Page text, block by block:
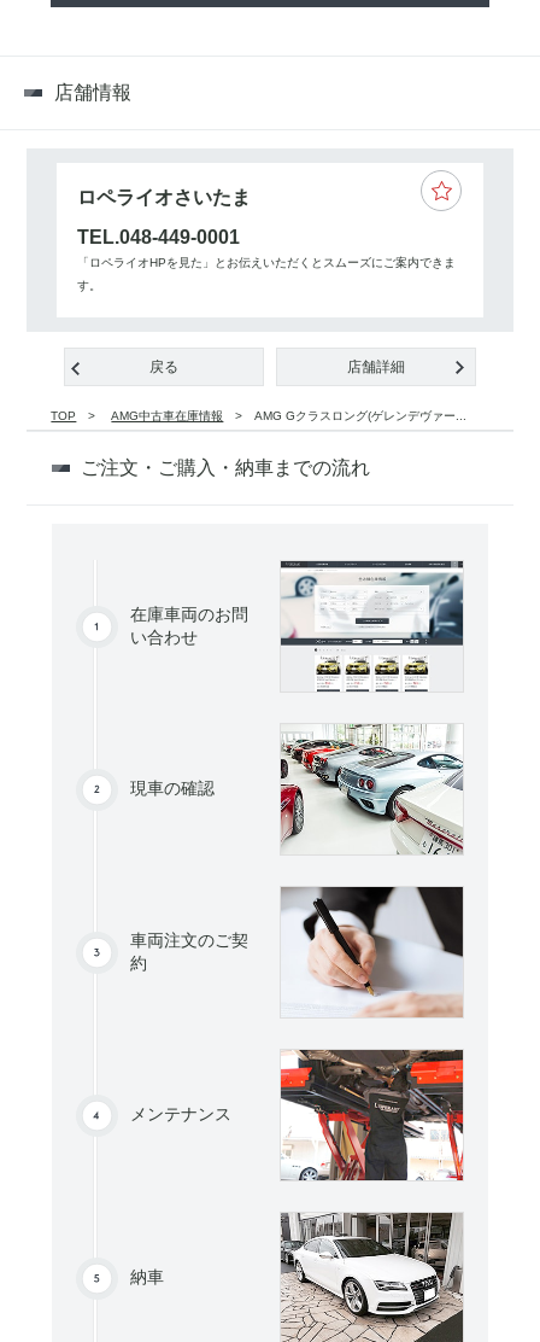
店舗情報
ロペライオさいたま
TEL.048-449-0001
「ロペライオHPを見た」とお伝えいただくとスムーズにご案内できま
す。
戻る 店舗詳細
TOP AMG中古車在庫情報 AMG Gクラスロング(ゲレンデヴァー...
ご注文・ご購入・納車までの流れ
在庫車両のお問
い合わせ
現車の確認
車両注文のご契
約
メンテナンス
納車